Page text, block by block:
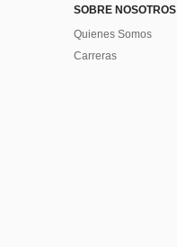
SOBRE NOSOTROS
Quienes Somos
Carreras